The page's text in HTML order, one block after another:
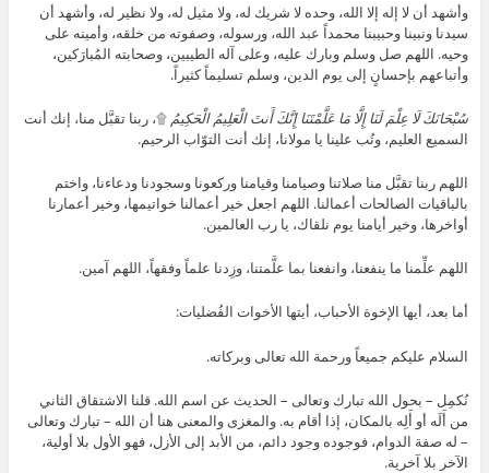
وأشهد أن لا إله إلا الله، وحده لا شريك له، ولا مثيل له، ولا نظير له، وأشهد أن
سيدنا ونبينا وحبيبنا محمداً عبد الله، ورسوله، وصفوته من خلقه، وأمينه على
وحيه. اللهم صل وسلم وبارك عليه، وعلى آله الطيبين، وصحابته المُبارَكين،
وأتباعهم بإحسانٍ إلى يوم الدين، وسلم تسليماً كثيراً.
سُبْحَانَكَ لَا عِلْمَ لَنَا إِلَّا مَا عَلَّمْتَنَا إِنَّكَ أَنتَ الْعَلِيمُ الْحَكِيمُ ۩، ربنا تقبَّل منا، إنك أنت
السميع العليم، وتُب علينا يا مولانا، إنك أنت التوّاب الرحيم.
اللهم ربنا تقبَّل منا صلاتنا وصيامنا وقيامنا وركعونا وسجودنا ودعاءنا، واختم
بالباقيات الصالحات أعمالنا. اللهم اجعل خير أعمالنا خواتيمها، وخير أعمارنا
أواخرها، وخير أيامنا يوم نلقاك، يا رب العالمين.
اللهم علِّمنا ما ينفعنا، وانفعنا بما علَّمتنا، وزِدنا علماً وفقهاً، اللهم آمين.
أما بعد، أيها الإخوة الأحباب، أيتها الأخوات الفُضليات:
السلام عليكم جميعاً ورحمة الله تعالى وبركاته.
نُكمِل – بحول الله تبارك وتعالى – الحديث عن اسم الله. قلنا الاشتقاق الثاني
من أَلَه أو أَلِه بالمكان، إذا أقام به. والمغزى والمعنى هنا أن الله – تبارك وتعالى
– له صفة الدوام، فوجوده وجود دائم، من الأبد إلى الأزل، فهو الأول بلا أولية،
الآخر بلا آخرية.